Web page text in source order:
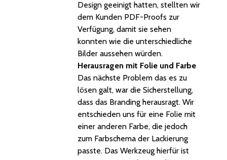
Design geeinigt hatten, stellten wir
dem Kunden PDF-Proofs zur
Verfügung, damit sie sehen
konnten wie die unterschiedliche
Bilder aussehen würden.
Herausragen mit Folie und Farbe
Das nächste Problem das es zu
lösen galt, war die Sicherstellung,
dass das Branding herausragt. Wir
entschieden uns für eine Folie mit
einer anderen Farbe, die jedoch
zum Farbschema der Lackierung
passte. Das Werkzeug hierfür ist